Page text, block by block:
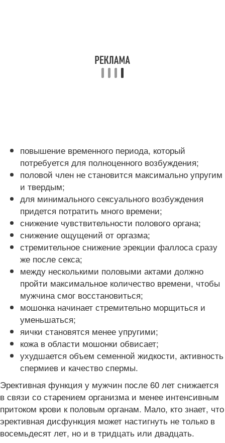
повышение временного периода, который
потребуется для полноценного возбуждения;
половой член не становится максимально упругим
и твердым;
для минимального сексуального возбуждения
придется потратить много времени;
снижение чувствительности полового органа;
снижение ощущений от оргазма;
стремительное снижение эрекции фаллоса сразу
же после секса;
между несколькими половыми актами должно
пройти максимальное количество времени, чтобы
мужчина смог восстановиться;
мошонка начинает стремительно морщиться и
уменьшаться;
яички становятся менее упругими;
кожа в области мошонки обвисает;
ухудшается объем семенной жидкости, активность
спермиев и качество спермы.
Эрективная функция у мужчин после 60 лет снижается
в связи со старением организма и менее интенсивным
притоком крови к половым органам. Мало, кто знает, что
эрективная дисфункция может настигнуть не только в
восемьдесят лет, но и в тридцать или двадцать.